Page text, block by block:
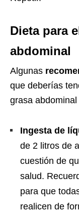
Dieta para
abdominal
Algunas
que deberías
grasa
Ingesta de
de 2 litros de
cuestión de
salud.
para que
realicen de